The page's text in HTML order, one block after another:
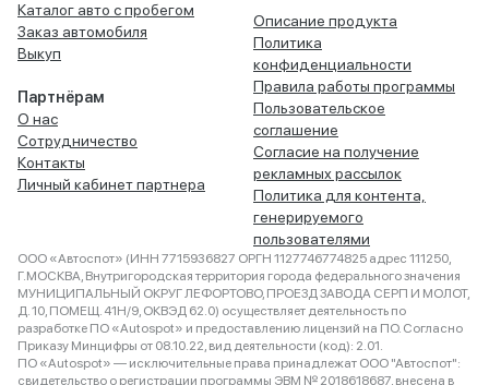
Каталог авто с пробегом
Заказ автомобиля
Выкуп
Партнёрам
О нас
Сотрудничество
Контакты
Личный кабинет партнера
Описание продукта
Политика
конфиденциальности
Правила работы программы
Пользовательское
соглашение
Согласие на получение
рекламных рассылок
Политика для контента,
генерируемого
пользователями
ООО «Автоспот» (ИНН 7715936827 ОРГН 1127746774825 адрес 111250,
Г.МОСКВА, Внутригородская территория города федерального значения
МУНИЦИПАЛЬНЫЙ ОКРУГ ЛЕФОРТОВО, ПРОЕЗД ЗАВОДА СЕРП И МОЛОТ,
Д. 10, ПОМЕЩ. 41Н/9, ОКВЭД 62.0) осуществляет деятельность по
разработке ПО «Autospot» и предоставлению лицензий на ПО. Согласно
Приказу Минцифры от 08.10.22, вид деятельности (код): 2.01.
ПО «Autospot» — исключительные права принадлежат ООО "Автоспот":
свидетельство о регистрации программы ЭВМ № 2018618687, внесена в